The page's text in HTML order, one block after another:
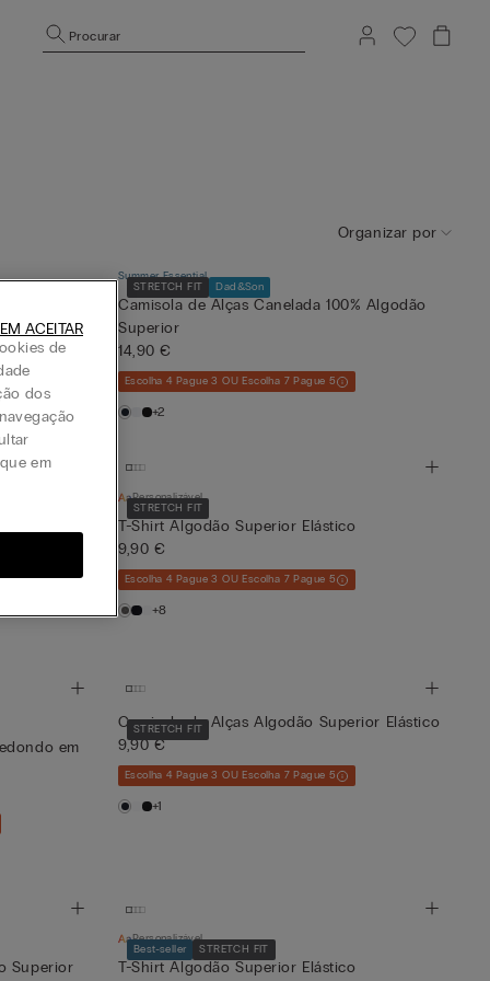
Procurar
Organizar por
STRETCH FIT Dad&Son
Summer Essential
Camisola de Alças Canelada 100% Algodão
Superior
14,90 €
Escolha 4 Pague 3 OU Escolha 7 Pague 5
+2
STRETCH FIT
Personalizável
T-Shirt Algodão Superior Elástico
9,90 €
Escolha 4 Pague 3 OU Escolha 7 Pague 5
+8
em
STRETCH FIT
Camisola de Alças Algodão Superior Elástico
9,90 €
Escolha 4 Pague 3 OU Escolha 7 Pague 5
+1
Superior
Best-seller STRETCH FIT
Personalizável
T-Shirt Algodão Superior Elástico
de
dos
em
ACEITAR